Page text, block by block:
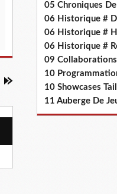
05 Chroniques
06 Historique #
06 Historique #
06 Historique #
09 Collaborations
10
10 Showcases
11 Auberge De